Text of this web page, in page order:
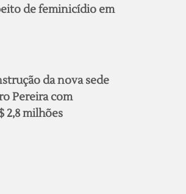
de feminicídio em
da nova sede
Pereira com
2,8 milhões